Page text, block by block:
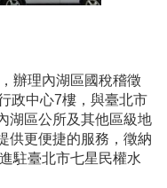
理內湖區國稅稽徵
政中心7樓，與臺北市
湖區公所及其他區級地
供更便捷的服務，徵納
駐臺北市七星民權水